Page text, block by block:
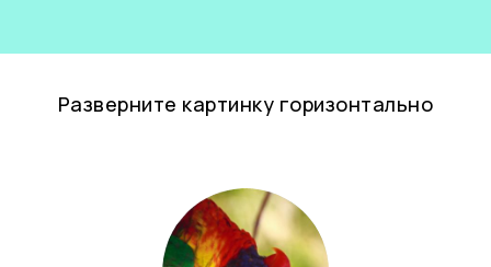
Разверните картинку горизонтально